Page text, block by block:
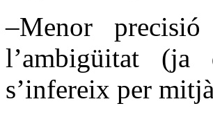
–Menor
l’ambigüitat
s’infereix per